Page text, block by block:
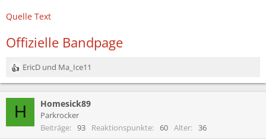
Quelle Text
Offizielle Bandpage
R
e
i
EricD und Ma_Ice11
H Homesick89
Parkrocker
Beiträge
93 Reaktionspunkte 60 Alter 36